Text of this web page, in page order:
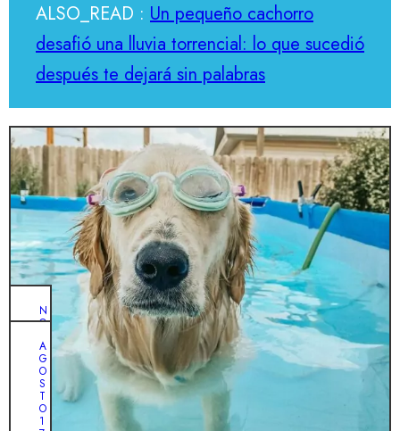
ALSO_READ : Un pequeño cachorro
desafió una lluvia torrencial: lo que sucedió
después te dejará sin palabras
N
O
I
E
M
B
R
E
1
A
G
O
S
T
O
1